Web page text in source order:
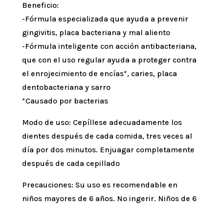
Beneficio:
-Fórmula especializada que ayuda a prevenir
gingivitis, placa bacteriana y mal aliento
-Fórmula inteligente con acción antibacteriana,
que con el uso regular ayuda a proteger contra
el enrojecimiento de encías*, caries, placa
dentobacteriana y sarro
*Causado por bacterias
Modo de uso: Cepíllese adecuadamente los
dientes después de cada comida, tres veces al
día por dos minutos. Enjuagar completamente
después de cada cepillado
Precauciones: Su uso es recomendable en
niños mayores de 6 años. No ingerir. Niños de 6